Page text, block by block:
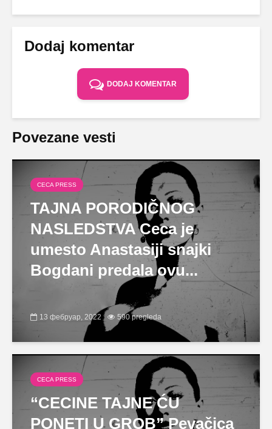
Dodaj komentar
DODAJ KOMENTAR
Povezane vesti
CECA PRESS
TAJNA PORODIČNOG
NASLEDSTVA Ceca je
umesto Anastasiji snajki
Bogdani predala ovu...
13 фебруар, 2022 590 pregleda
CECA PRESS
“CECINE TAJNE ĆU
PONETI U GROB” Pevačica